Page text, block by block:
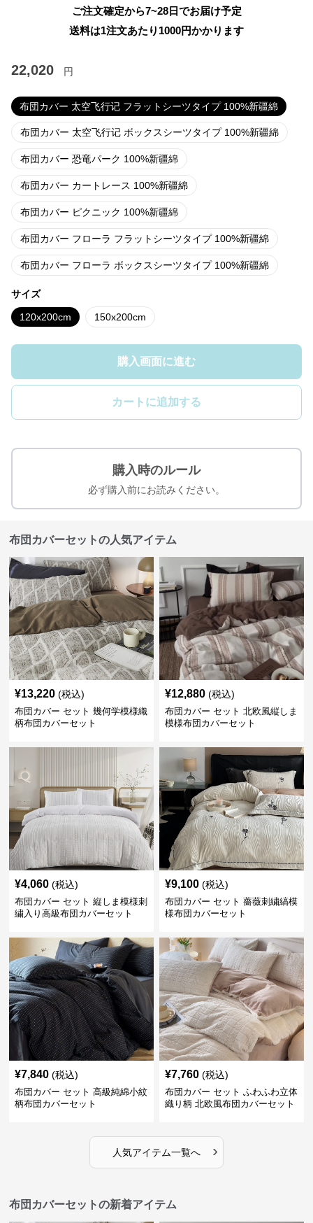
ご注文確定から7~28日でお届け予定
送料は1注文あたり 1000円かかります
22,020 円
布団カバー 太空飞行记 フラットシーツタイプ 100%新疆綿
布団カバー 太空飞行记 ボックスシーツタイプ 100%新疆綿
布団カバー 恐竜パーク 100%新疆綿
布団カバー カートレース 100%新疆綿
布団カバー ピクニック 100%新疆綿
布団カバー フローラ フラットシーツタイプ 100%新疆綿
布団カバー フローラ ボックスシーツタイプ 100%新疆綿
サイズ
120x200cm 150x200cm
購入画面に進む
カートに追加する
購入時のルール
必ず購入前にお読みください。
布団カバーセットの人気アイテム
¥13,220 (税込)
布団カバー セット 幾何学模様織
柄布団カバーセット
¥12,880 (税込)
布団カバー セット 北欧風縦しま
模様布団カバーセット
¥4,060 (税込)
布団カバー セット 縦しま模様刺
繍入り高級布団カバーセット
¥9,100 (税込)
布団カバー セット 薔薇刺繍縞模
様布団カバーセット
¥7,840 (税込)
布団カバー セット 高級純綿小紋
柄布団カバーセット
¥7,760 (税込)
布団カバー セット ふわふわ立体
織り柄 北欧風布団カバーセット
人気アイテム一覧へ ›
布団カバーセットの新着アイテム